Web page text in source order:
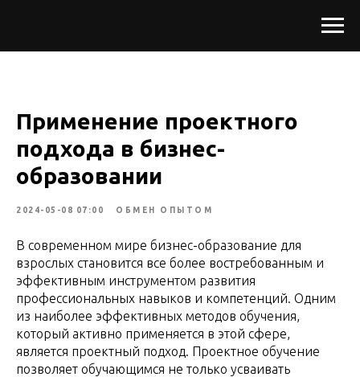
Применение проектного
подхода в бизнес-
образовании
2024-05-08 07:00 ОБМЕН ОПЫТОМ
В современном мире бизнес-образование для
взрослых становится все более востребованным и
эффективным инструментом развития
профессиональных навыков и компетенций. Одним
из наиболее эффективных методов обучения,
который активно применяется в этой сфере,
является проектный подход. Проектное обучение
позволяет обучающимся не только усваивать